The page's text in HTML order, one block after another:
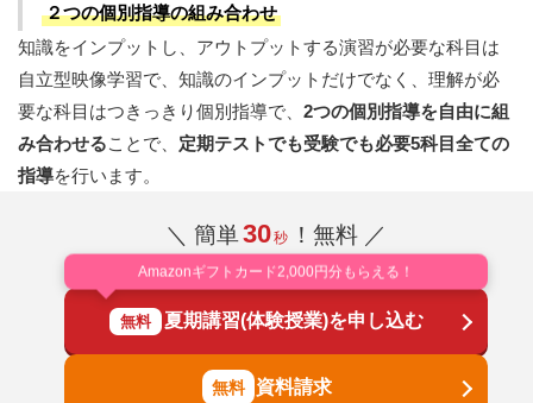
２つの個別指導の組み合わせ
知識をインプットし、アウトプットする演習が必要な科目は
自立型映像学習で、知識のインプットだけでなく、理解が必
要な科目はつきっきり個別指導で、 2つの個別指導を自由に組
み合わせることで、 定期テストでも受験でも必要5科目全ての
指導を行います。
＼ 簡単30秒 ！無料 ／
Amazonギフトカード2,000円分もらえる！
無料 夏期講習(体験授業)を申し込む
資料請求